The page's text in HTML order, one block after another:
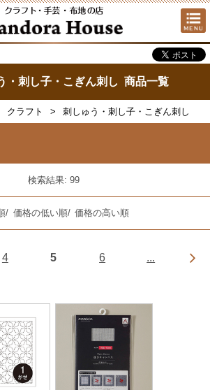
・刺し子・こぎん刺し 商品一覧
クラフト 刺しゅう・刺し子・こぎん刺し
検索結果: 99
/ 価格の低い順/ 価格の高い順
4 5 6 ...